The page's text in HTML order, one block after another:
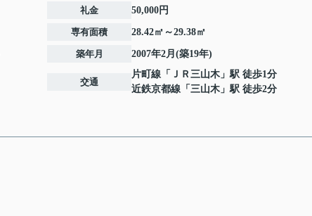
礼金 50,000円
専有面積 28.42㎡～29.38㎡
築年月 2007年2月(築19年)
交通
片町線 「 ＪＲ三山木 」駅 徒歩1分
近鉄京都線 「 三山木 」駅 徒歩2分